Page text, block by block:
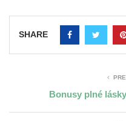
SHARE
Bonusy plné